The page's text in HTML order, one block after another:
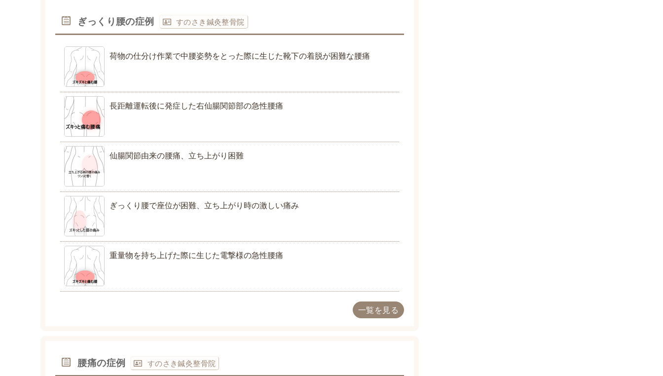
ぎっくり腰の症例 すのさき鍼灸整骨院
荷物の仕分け作業で中腰姿勢をとった際に生じた靴下の着脱が困難な腰痛
長距離運転後に発症した右仙腸関節部の急性腰痛
仙腸関節由来の腰痛、立ち上がり困難
ぎっくり腰で座位が困難、立ち上がり時の激しい痛み
重量物を持ち上げた際に生じた電撃様の急性腰痛
一覧を見る
腰痛の症例 すのさき鍼灸整骨院